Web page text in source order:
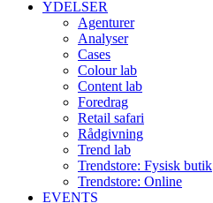
YDELSER
Agenturer
Analyser
Cases
Colour lab
Content lab
Foredrag
Retail safari
Rådgivning
Trend lab
Trendstore: Fysisk butik
Trendstore: Online
EVENTS